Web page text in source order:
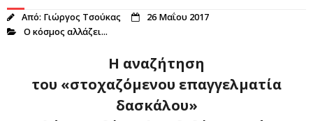
Από: Γιώργος Τσούκας
26 Μαΐου 2017
Ο κόσμος αλλάζει...
Η αναζήτηση
του «στοχαζόμενου επαγγελματία
δασκάλου»